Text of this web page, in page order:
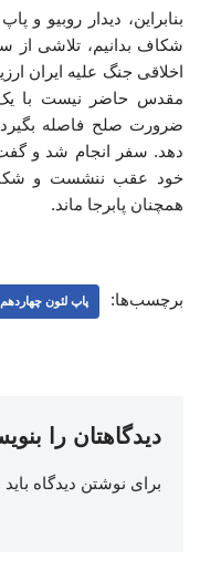
بنابراین، دیدار روبیو و
شکاف بدانیم، تلاشی از
اخلاقی جنگ علیه ایران
مقدس حاضر نیست با یک
ضرورت صلح فاصله بگیرد
دهد. سفر انجام شد و
خود عقب ننشست و
همچنان پابرجا ماند.
برچسب‌ها: پاپ لئون چهاردهم
دیدگاهتان را
برای نوشتن دیدگاه باید